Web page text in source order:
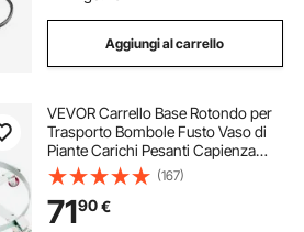
Aggiungi al carrello
VEVOR Carrello Base Rotondo per
Trasporto Bombole Fusto Vaso di
Piante Carichi Pesanti Capienza
Max. 454kg per Fusto di Capacità
Max. 250 Litri, Carrello Circolare 2
Pezzi per Trasporto Fusto Piante
(167)
7190€